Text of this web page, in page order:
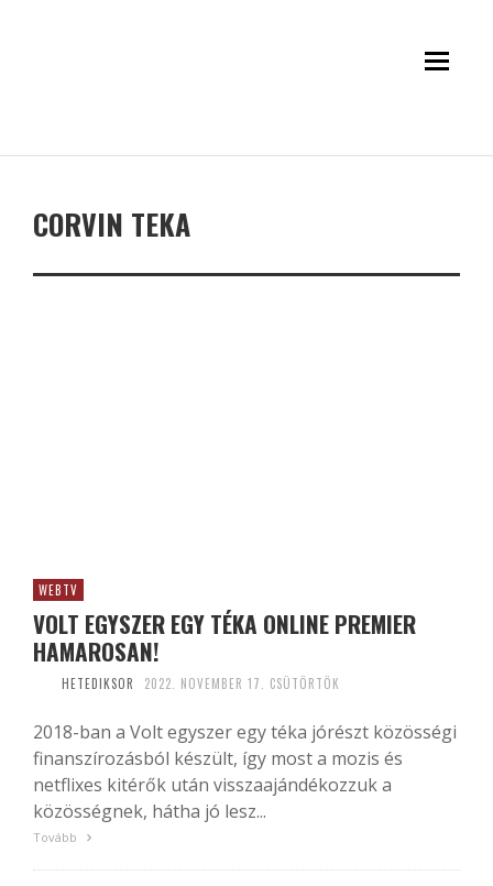
CORVIN TEKA
WEBTV
VOLT EGYSZER EGY TÉKA ONLINE PREMIER
HAMAROSAN!
HETEDIKSOR 2022. NOVEMBER 17. CSÜTÖRTÖK
2018-ban a Volt egyszer egy téka jórészt közösségi
finanszírozásból készült, így most a mozis és
netflixes kitérők után visszaajándékozzuk a
közösségnek, hátha jó lesz...
Tovább